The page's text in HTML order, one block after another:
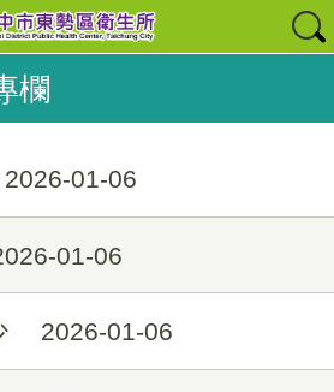
欄
2026-01-06
01-06
2026-01-06